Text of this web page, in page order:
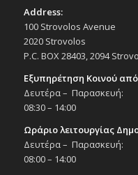
Address:
100 Strovolos Avenue
2020 Strovolos
P.C. BOX 28403, 2094
Εξυπηρέτηση Κοινού
Δευτέρα – Παρασκευή:
08:30 – 14:00
Ωράριο λειτουργίας
Δευτέρα – Παρασκευή:
08:00 – 14:00